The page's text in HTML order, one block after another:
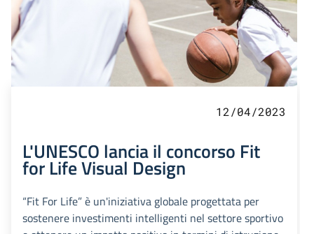
12/04/2023
L'UNESCO lancia il concorso Fit
for Life Visual Design
“Fit For Life” è un'iniziativa globale progettata per
sostenere investimenti intelligenti nel settore sportivo